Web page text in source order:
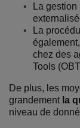
La
La
chez des
Tools
De plus, les
grandement la
niveau de